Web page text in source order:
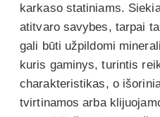
karkaso statiniams.
atitvaro savybes, tarpai
gali būti užpildomi
kuris gaminys, turintis
charakteristikas, o
tvirtinamos arba